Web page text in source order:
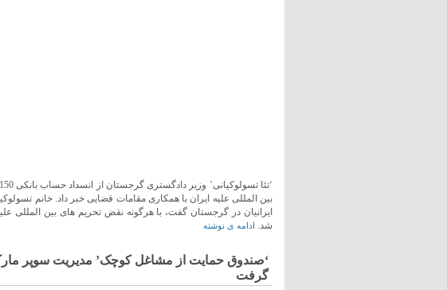
بین المللی علیه ایران با همکاری مقامات قضایی خبر داد. خانم
ایرانیان در گرجستان گفت، با هرگونه نقض تحریم های بین المللی
شد. ادامه ی نوشته
‘صندوق حمایت از مشاغل کوچک’ مدیریت سوپر
گرفت